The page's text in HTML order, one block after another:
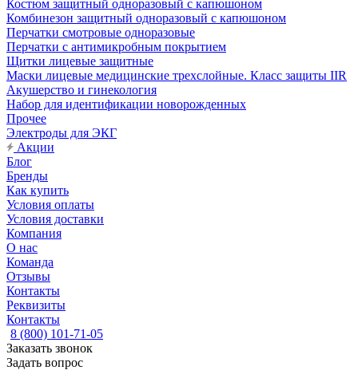
Костюм защитный одноразовый с капюшоном
Комбинезон защитный одноразовый с капюшоном
Перчатки смотровые одноразовые
Перчатки с антимикробным покрытием
Щитки лицевые защитные
Маски лицевые медицинские трехслойные. Класс защиты IIR
Акушерство и гинекология
Набор для идентификации новорожденных
Прочее
Электроды для ЭКГ
Акции
Блог
Бренды
Как купить
Условия оплаты
Условия доставки
Компания
О нас
Команда
Отзывы
Контакты
Реквизиты
Контакты
8 (800) 101-71-05
Заказать звонок
Задать вопрос